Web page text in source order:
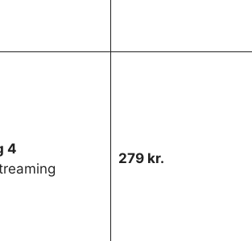
4
279 kr.